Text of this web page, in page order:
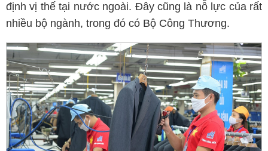
định vị thế tại nước ngoài. Đây cũng là nỗ lực của rất
nhiều bộ ngành, trong đó có Bộ Công Thương.